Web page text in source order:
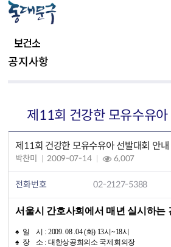
보건소
공지사항
제11회 건강한 모유수유아
제11회 건강한 모유수유아 선발대회 안내
박찬미 2009-07-14 6,007
전화번호 02-2127-5388
서울시 간호사회에서 매년 실시하는
♠ 일 시 : 2009. 08 .04 (화) 13시~18시
♠ 장 소 : 대한상공희의소 국제회의장